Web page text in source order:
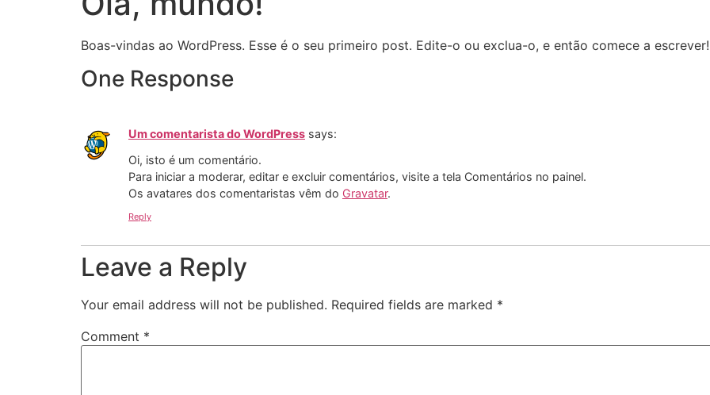
Boas-vindas ao WordPress. Esse é o seu primeiro post. Edite-o ou exclua-o, e então comece a escrever!
One Response
Um comentarista do WordPress says:
Oi, isto é um comentário.
Para iniciar a moderar, editar e excluir comentários, visite a tela Comentários no painel.
Os avatares dos comentaristas vêm do Gravatar.
Reply
Leave a Reply
Your email address will not be published. Required fields are marked *
Comment *